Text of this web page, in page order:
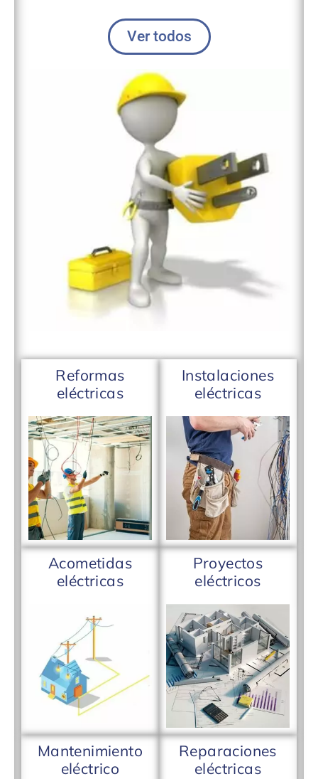
Ver todos
Reformas
eléctricas
Instalaciones
eléctricas
Acometidas
eléctricas
Proyectos
eléctricos
Mantenimiento
eléctrico
Reparaciones
eléctricas